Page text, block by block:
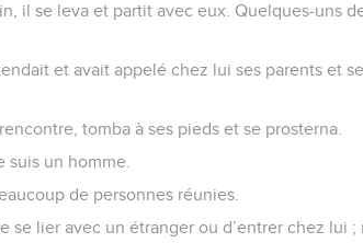
il se leva et partit avec eux. Quelques-uns
et avait appelé chez lui ses parents et
tomba à ses pieds et se prosterna.
suis un homme.
de personnes réunies.
se lier avec un étranger ou d’entrer chez lui ;